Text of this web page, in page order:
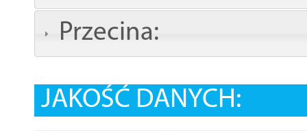
Przecina:
JAKOŚĆ DANYCH: